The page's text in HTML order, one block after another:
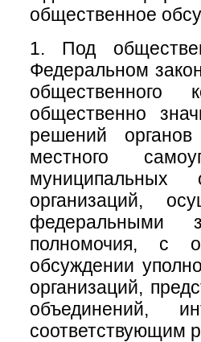
общественное
1. Под
Федеральном
общественного
общественно
решений органов
местного
организаций,
федеральными
полномочия, с
обсуждении
организаций,
объединений,
соответствующим